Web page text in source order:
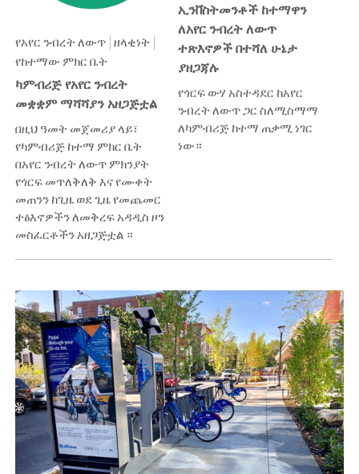
የአየር ንብረት ለውጥ ዘላቂነት
የከተማው ምክር ቤት
ካምብሪጅ የአየር ንብረት
መቋቋም ማሻሻያን አዘጋጅቷል
በዚህ ዓመት መጀመሪያ ላይ፣
የካምብሪጅ ከተማ ምክር ቤት
በአየር ንብረት ለውጥ ምክንያት
የጎርፍ መጥለቅለቅ እና የሙቀት
መጠንን ከጊዜ ወደ ጊዜ የመጨመር
ተፅእኖዎችን ለመቅረፍ አዳዲስ ዞን
መስፈርቶችን አዘጋጅቷል ።
ኢንቨስትመንቶች ከተማዋን
ለአየር ንብረት ለውጥ
ተጽእኖዎች በተሻለ ሁኔታ
ያዘጋጃሉ
የጎርፍ ውሃ አስተዳደር ከአየር
ንብረት ለውጥ ጋር ስለሚስማማ
ለካምብሪጅ ከተማ ጠቃሚ ነገር
ነው።